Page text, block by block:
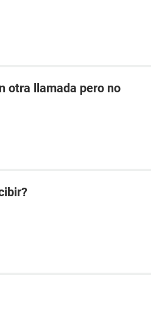
otra llamada pero no